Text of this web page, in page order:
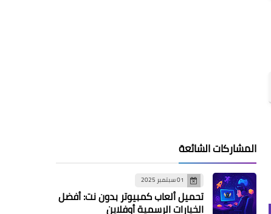
المشاركات الشائعة
01 سبتمبر 2025
تحميل ألعاب كمبيوتر بدون نت: أفضل
الخيارات الرسمية أوفلاين